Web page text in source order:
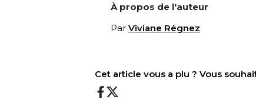
À propos de l'auteur
ParViviane Régnez
Cet article vous a plu ? Vous